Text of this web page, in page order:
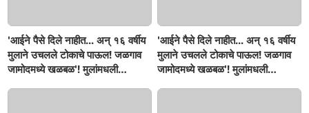
'आईने पैसे दिले नाहीत... अन् १६ वर्षीय
मुलाने उचलले टोकाचे पाऊल! जळगाव
जामोदमध्ये खळबळ'! मुलांमधली
'आईने पैसे दिले नाहीत... अन् १६ वर्षीय
मुलाने उचलले टोकाचे पाऊल! जळगाव
जामोदमध्ये खळबळ'! मुलांमधली